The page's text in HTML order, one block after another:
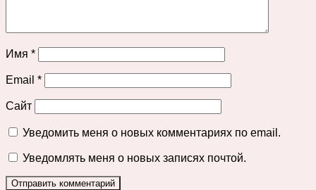
Имя *
Email *
Сайт
Уведомить меня о новых комментариях по email.
Уведомлять меня о новых записях почтой.